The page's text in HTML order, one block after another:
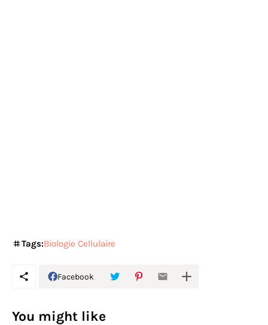
Tags:Biologie Cellulaire
Facebook
You might like